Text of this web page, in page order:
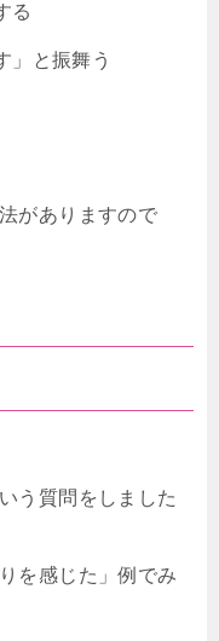
る
」と振舞う
がありますので
う質問をしました
を感じた」例でみ